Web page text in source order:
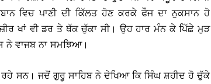
ਵਿਚ ਪਾਣੀ ਦੀ ਕਿੱਲਤ ਹੋਣ ਕਰਕੇ ਫੌਜ ਦਾ ਨੁਕਸਾਨ ਹੋ
ਖਾਂ ਵੀ ਡਰ ਤੇ ਥੱਕ ਚੁੱਕਾ ਸੀ। ਉਹ ਹਾਰ ਮੰਨ ਕੇ ਪਿੱਛੇ ਮੁੜ
ਨੇ ਵਾਜਬ ਨਾ ਸਮਝਿਆ।
ਸਨ। ਜਦੋਂ ਗੁਰੂ ਸਾਹਿਬ ਨੇ ਦੇਖਿਆ ਕਿ ਸਿੰਘ ਸ਼ਹੀਦ ਹੋ ਚੁੱਕੇ